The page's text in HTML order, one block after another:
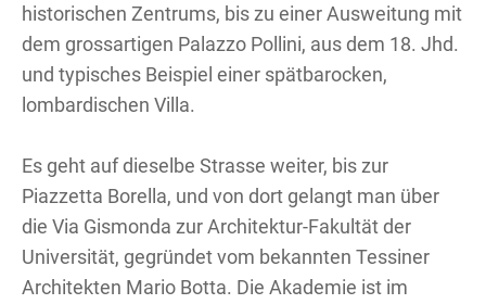
historischen Zentrums, bis zu einer Ausweitung mit
dem grossartigen Palazzo Pollini, aus dem 18. Jhd.
und typisches Beispiel einer spätbarocken,
lombardischen Villa.
Es geht auf dieselbe Strasse weiter, bis zur
Piazzetta Borella, und von dort gelangt man über
die Via Gismonda zur Architektur-Fakultät der
Universität, gegründet vom bekannten Tessiner
Architekten Mario Botta. Die Akademie ist im